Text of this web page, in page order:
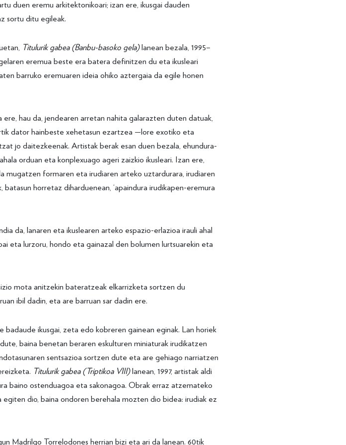
duen eremu arkitektonikoari; izan ere, ikusgai dauden
sortu ditu egileak.
Titulurik gabea (Banbu-basoko gela)lanean bezala, 1995–
eremua beste era batera definitzen du eta ikusleari
barruko eremuaren ideia ohiko aztergaia da egile honen
hau da, jendearen arretan nahita galarazten duten datuak,
dator hainbeste xehetasun ezartzea —lore exotiko eta
jo daitezkeenak. Artistak berak esan duen bezala, ehundura-
orduan eta konplexuago ageri zaizkio ikusleari. Izan ere,
mugatzen formaren eta irudiaren arteko uztardurara, irudiaren
horretaz diharduenean, ‘apaindura irudikapen-eremura
da, lanaren eta ikuslearen arteko espazio-erlazioa irauli ahal
eta lurzoru, hondo eta gainazal den bolumen lurtsuarekin eta
mota anitzekin bateratzeak elkarrizketa sortzen du
ibil dadin, eta are barruan sar dadin ere.
badaude ikusgai, zeta edo kobreren gainean eginak. Lan horiek
baina benetan beraren eskulturen miniaturak irudikatzen
sentsazioa sortzen dute eta are gehiago narriatzen
Titulurik gabea (Triptikoa VIII)lanean, 1997, artistak aldi
baino ostenduagoa eta sakonagoa. Obrak erraz atzemateko
dio, baina ondoren berehala mozten dio bidea: irudiak ez
Madrilgo Torrelodones herrian bizi eta ari da lanean. 60tik